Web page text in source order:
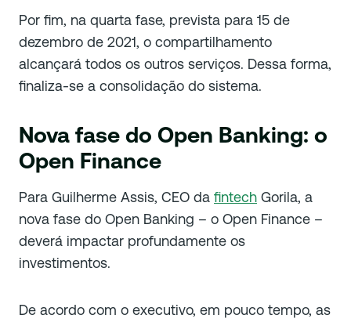
Por fim, na quarta fase, prevista para 15 de
dezembro de 2021, o compartilhamento
alcançará todos os outros serviços. Dessa forma,
finaliza-se a consolidação do sistema.
Nova fase do Open Banking: o
Open Finance
Para Guilherme Assis, CEO da fintech Gorila, a
nova fase do Open Banking – o Open Finance –
deverá impactar profundamente os
investimentos.
De acordo com o executivo, em pouco tempo, as